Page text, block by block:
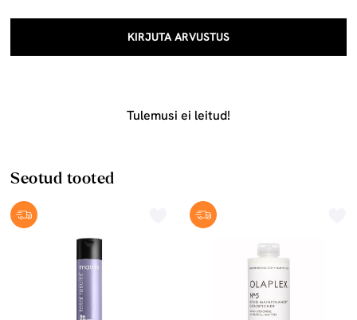
KIRJUTA ARVUSTUS
Tulemusi ei leitud!
Seotud tooted